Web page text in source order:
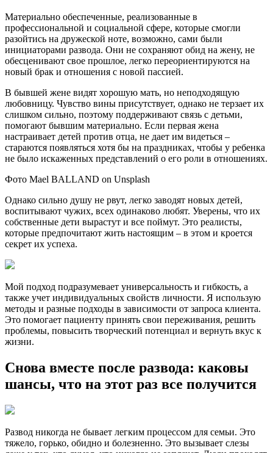
Материально обеспеченные, реализованные в
профессиональной и социальной сфере, которые смогли
разойтись на дружеской ноте, возможно, сами были
инициаторами развода. Они не сохраняют обид на жену, не
обесценивают свое прошлое, легко переориентируются на
новый брак и отношения с новой пассией.
В бывшей жене видят хорошую мать, но неподходящую
любовницу. Чувство вины присутствует, однако не терзает их
слишком сильно, поэтому поддерживают связь с детьми,
помогают бывшим материально. Если первая жена
настраивает детей против отца, не дает им видеться –
стараются появляться хотя бы на праздниках, чтобы у ребенка
не было искаженных представлений о его роли в отношениях.
Фото Mael BALLAND on Unsplash
Однако сильно душу не рвут, легко заводят новых детей,
воспитывают чужих, всех одинаково любят. Уверены, что их
собственные дети вырастут и все поймут. Это реалисты,
которые предпочитают жить настоящим – в этом и кроется
секрет их успеха.
Мой подход подразумевает универсальность и гибкость, а
также учет индивидуальных свойств личности. Я использую
методы и разные подходы в зависимости от запроса клиента.
Это помогает пациенту принять свои переживания, решить
проблемы, повысить творческий потенциал и вернуть вкус к
жизни.
Снова вместе после развода: каковы
шансы, что на этот раз все получится
Развод никогда не бывает легким процессом для семьи. Это
тяжело, горько, обидно и болезненно. Это вызывает слезы